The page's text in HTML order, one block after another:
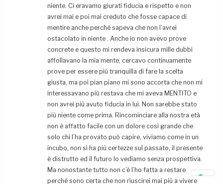
niente. Ci eravamo giurati fiducia e rispetto e non
avrei mai e poi mai creduto che fosse capace di
mentire anche perché sapeva che non l’avrei
ostacolato in niente . Anche io non avevo prove
concrete e questo mi rendeva insicura mille dubbi
affollavano la mia mente, cercavo continuamente
prove per essere più tranquilla di fare la scelta
giusta, ma poi pian piano mi sono accorta che non mi
interessavano più restava che mi aveva MENTITO e
non avrei più avuto fiducia in lui. Non sarebbe stato
più niente come prima. Rincominciare alla nostra età
non è affatto facile con un dolore così grande che
solo chi l’ha provato può capire, viviamo come in un
incubo, non si ha più certezze sul passato, il presente
è distrutto ed il futuro lo vediamo senza prospettiva.
Ma nonostante tutto non c’è l’ho fatta a restare
perché sono certa che non riuscirei mai più a vivere